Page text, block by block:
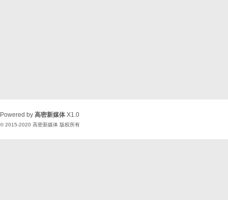
Powered by 高密新媒体 X1.0
© 2015-2020 高密新媒体 版权所有